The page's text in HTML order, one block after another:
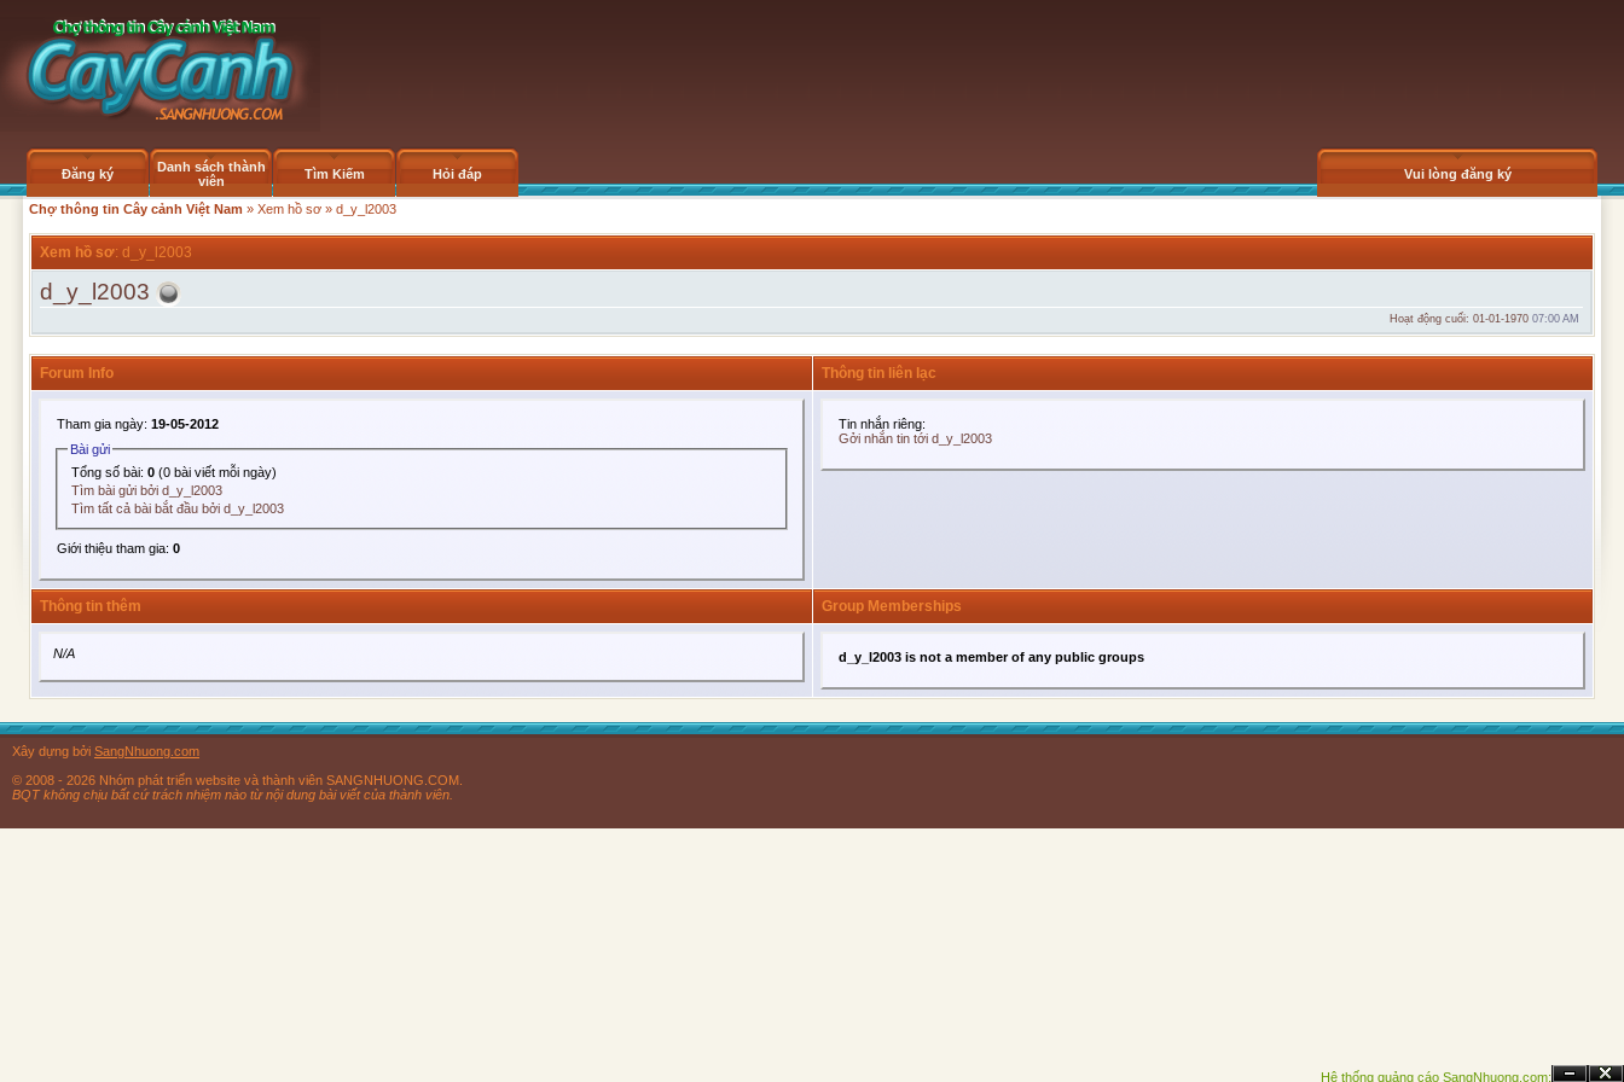
Đăng ký
Danh sách thành
viên
Tìm Kiếm Hỏi đáp Vui lòng đăng ký
Chợ thông tin Cây cảnh Việt Nam » Xem hồ sơ » d_y_l2003
Xem hồ sơ: d_y_l2003
d_y_l2003
Hoạt động cuối: 01-01-1970 07:00 AM
Forum Info Thông tin liên lạc
Tham gia ngày: 19-05-2012
Bài gửi
Tổng số bài:0 (0 bài viết mỗi ngày)
Tìm bài gửi bởi d_y_l2003
Tìm tất cả bài bắt đầu bởi d_y_l2003
Giới thiệu tham gia: 0
Tin nhắn riêng:
Gởi nhắn tin tới d_y_l2003
Thông tin thêm Group Memberships
N/A d_y_l2003 is not a member of any public groups
Hệ thống quảng cáo SangNhuong.com;
Xây dựng bởi SangNhuong.com
© 2008 - 2026 Nhóm phát triển website và thành viên SANGNHUONG.COM.
BQT không chịu bất cứ trách nhiệm nào từ nội dung bài viết của thành viên.